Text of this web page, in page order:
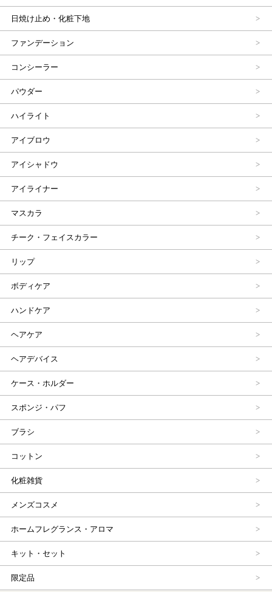
日焼け止め・化粧下地
ファンデーション
コンシーラー
パウダー
ハイライト
アイブロウ
アイシャドウ
アイライナー
マスカラ
チーク・フェイスカラー
リップ
ボディケア
ハンドケア
ヘアケア
ヘアデバイス
ケース・ホルダー
スポンジ・パフ
ブラシ
コットン
化粧雑貨
メンズコスメ
ホームフレグランス・アロマ
キット・セット
限定品